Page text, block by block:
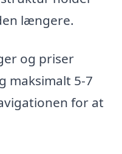
længere.
og priser
maksimalt 5-7
for at